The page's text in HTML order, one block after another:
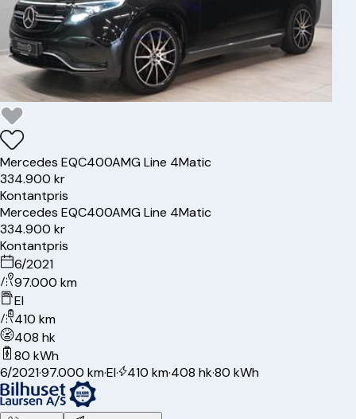
Mercedes EQC400AMG Line 4Matic
334.900 kr
Kontantpris
Mercedes EQC400AMG Line 4Matic
334.900 kr
Kontantpris
6/2021
97.000 km
El
410 km
408 hk
80 kWh
6/2021·97.000 km·El· 410 km·408 hk·80 kWh